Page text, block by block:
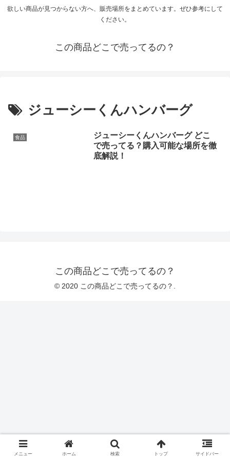
欲しい商品が見つからない方へ、販売場所をまとめています。ぜひ参考にして
ください。
この商品どこで売ってるの？
ジューシーくんハンバーグ
食品
ジューシーくんハンバーグ どこ
で売ってる？購入可能な場所を徹
底解説！
この商品どこで売ってるの？
© 2020 この商品どこで売ってるの？.
メニュー ホーム 検索 トップ サイドバー